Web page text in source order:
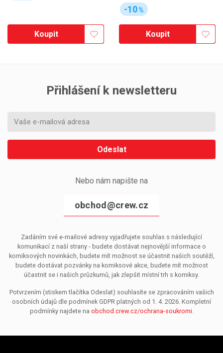
Koupit
-10%
Koupit
Přihlášení k newsletteru
Odeslat
Nebo nám napište na
obchod@crew.cz
Zadáním své e-mailové adresy vyjadřujete souhlas s následující
komunikací z naší strany - budete dostávat nejnovější informace o
komiksových novinkách, budete mít možnost se účastnit našich soutěží,
budete dostávat pozvánky na komiksové akce, budete mít možnost
účastnit se i našich průzkumů, jak zlepšit místní trh s komiksy.
Potvrzením (stiskem tlačítka Odeslat) souhlasíte se zpracováním vašich
osobních údajů dle podmínek GDPR platných od 1. 4. 2026. Kompletní
podmínky najdete na obchod.crew.cz/ochrana-soukromi.